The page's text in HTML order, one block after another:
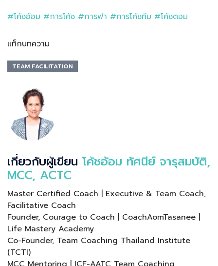
#โค้ชอ้อม #การโค้ช #การฟา #การโค้ชทีม #โค้ชตอม
แท็กบทความ
TEAM FACILITATION
เกี่ยวกับผู้เขียน โค้ชอ้อม ทัศนีย์ จารุสมบัติ,
MCC, ACTC
Master Certified Coach | Executive & Team Coach,
Facilitative Coach
Founder, Courage to Coach | CoachAomTasanee |
Life Mastery Academy
Co-Founder, Team Coaching Thailand Institute
(TCTI)